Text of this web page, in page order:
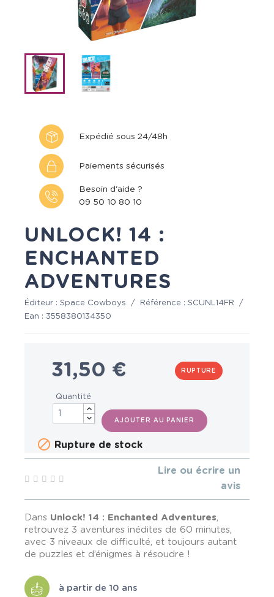
Expédié sous 24/48h
Paiements sécurisés
Besoin d'aide ?
09 50 10 80 10
UNLOCK! 14 :
ENCHANTED
ADVENTURES
Éditeur : Space Cowboys / Référence : SCUNL14FR
/
Ean : 3558380134350
31,50 € RUPTURE
Quantité
AJOUTER AU PANIER
 Rupture de stock
Lire ou écrire un
avis
Dans Unlock! 14 : Enchanted Adventures,
retrouvez 3 aventures inédites de 60 minutes,
avec 3 niveaux de difficulté, et toujours autant
de puzzles et d’énigmes à résoudre !
à partir de 10 ans